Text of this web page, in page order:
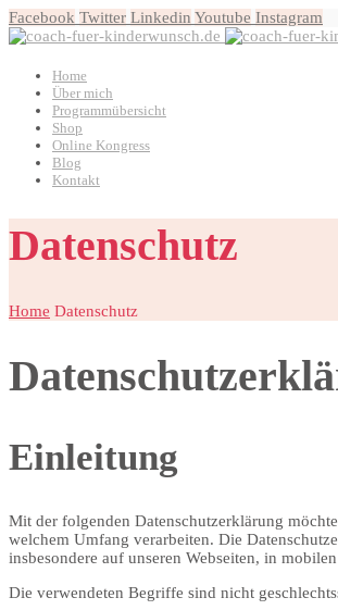
Facebook Twitter Linkedin Youtube Instagram
Home
Über mich
Programmübersicht
Shop
Online Kongress
Blog
Kontakt
Datenschutz
Home Datenschutz
Einleitung
Mit der folgenden Datenschutzerklärung
welchem Umfang verarbeiten. Die
insbesondere auf unseren Webseiten, in
Die verwendeten Begriffe sind nicht